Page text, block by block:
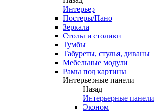
Интерьер
Постеры/Пано
Зеркала
Столы и столики
Тумбы
Табуреты, стулья, диваны
Мебельные модули
Рамы под картины
Интерьерные панели
Назад
Интерьерные панели
Эконом